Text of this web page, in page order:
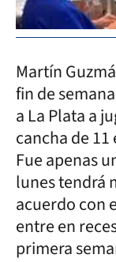
Martín
fin de
a La Plata a
cancha de
Fue apenas
lunes tendrá
acuerdo con
entre en
primera